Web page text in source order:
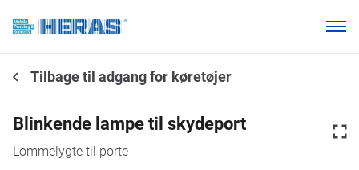
Hvorfor Heras Mobilhegn?
Produkter
Vidensbase
Tilbage til adgang for køretøjer
Blinkende lampe til skydeport
Lommelygte til porte